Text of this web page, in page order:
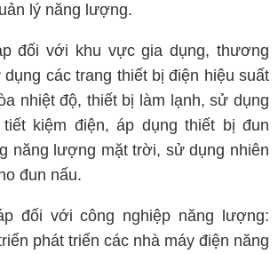
lý năng lượng.
đối với khu vực gia dụng, thương
các trang thiết bị điện hiệu suất
nhiệt độ, thiết bị làm lạnh, sử dụng
kiệm điện, áp dụng thiết bị đun
năng lượng mặt trời, sử dụng nhiên
đun nấu.
đối với công nghiệp năng lượng:
phát triển các nhà máy điện năng